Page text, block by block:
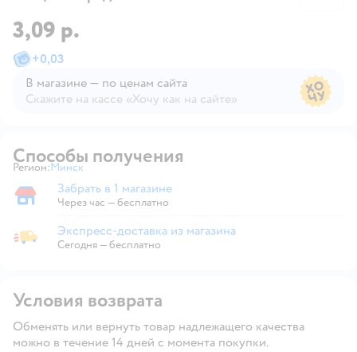
3,09 р.
+0,03
В магазине — по ценам сайта
Скажите на кассе «Хочу как на сайте»
Способы получения
Регион: Выбор адреса доставки.
Минск
Забрать в магазине
Забрать в 1 магазине
Через час — бесплатно
Экспресс-доставка из магазина
Экспресс-доставка из магазина
Сегодня—бесплатно
Условия возврата
Обменять или вернуть товар надлежащего качества
можно в течение 14 дней с момента покупки.